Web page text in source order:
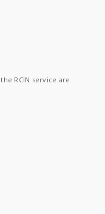
RCIN service are